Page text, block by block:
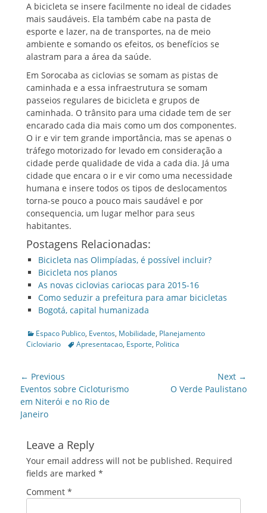
A bicicleta se insere facilmente no ideal de cidades
mais saudáveis. Ela também cabe na pasta de
esporte e lazer, na de transportes, na de meio
ambiente e somando os efeitos, os benefícios se
alastram para a área da saúde.
Em Sorocaba as ciclovias se somam as pistas de
caminhada e a essa infraestrutura se somam
passeios regulares de bicicleta e grupos de
caminhada. O trânsito para uma cidade tem de ser
encarado cada dia mais como um dos componentes.
O ir e vir tem grande importância, mas se apenas o
tráfego motorizado for levado em consideração a
cidade perde qualidade de vida a cada dia. Já uma
cidade que encara o ir e vir como uma necessidade
humana e insere todos os tipos de deslocamentos
torna-se pouco a pouco mais saudável e por
consequencia, um lugar melhor para seus
habitantes.
Postagens Relacionadas:
Bicicleta nas Olimpíadas, é possível incluir?
Bicicleta nos planos
As novas ciclovias cariocas para 2015-16
Como seduzir a prefeitura para amar bicicletas
Bogotá, capital humanizada
Categories
Espaco Publico, Eventos, Mobilidade, Planejamento
Cicloviario
TagsApresentacao, Esporte, Politica
Post
navigation
← Previous
Previous
post:
Eventos sobre Cicloturismo
em Niterói e no Rio de
Janeiro
Next →
O Verde Paulistano
Leave a Reply
Your email address will not be published. Required
fields are marked *
Comment *